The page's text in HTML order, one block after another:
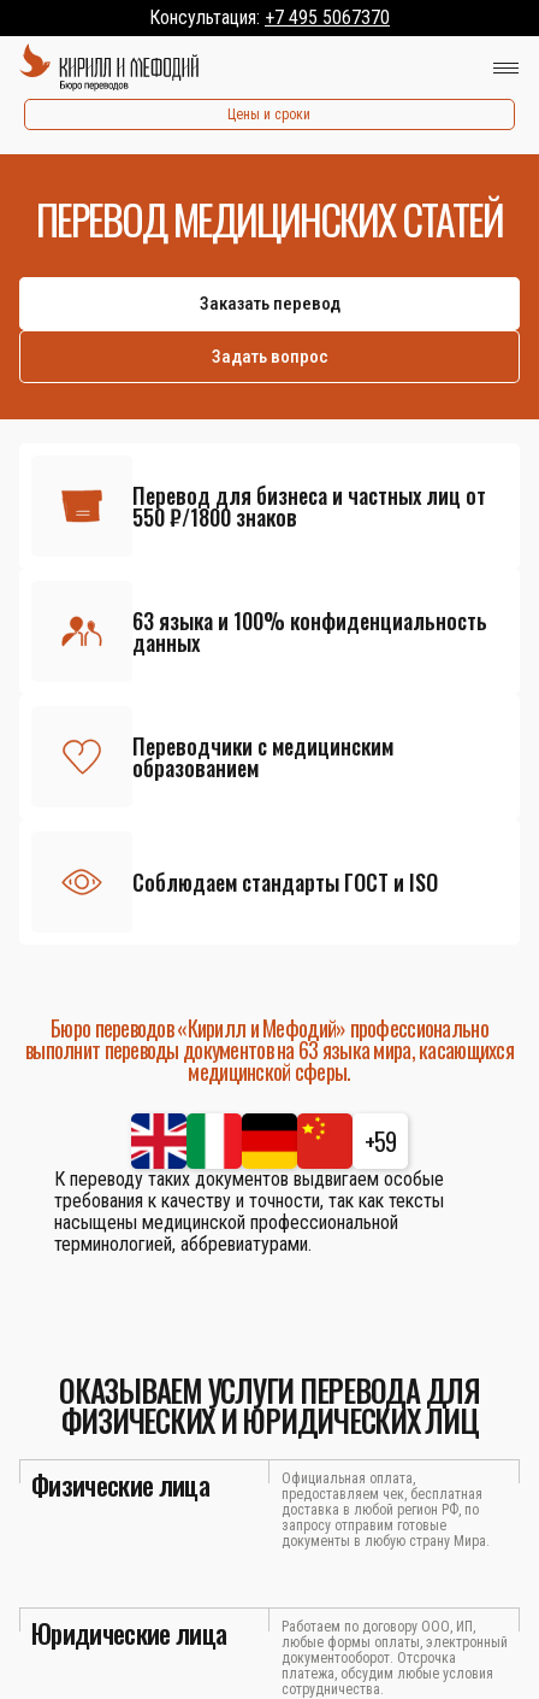
Консультация: +7 495 5067370
Цены и сроки
ПЕРЕВОД МЕДИЦИНСКИХ СТАТЕЙ
Заказать перевод
Задать вопрос
Перевод для бизнеса и частных лиц от
550 ₽/1800 знаков
63 языка и 100% конфиденциальность
данных
Переводчики с медицинским
образованием
Соблюдаем стандарты ГОСТ и ISO
Бюро переводов «Кирилл и Мефодий» профессионально
выполнит переводы документов на 63 языка мира, касающихся
медицинской сферы.
+59
К переводу таких документов выдвигаем особые
требования к качеству и точности, так как тексты
насыщены медицинской профессиональной
терминологией, аббревиатурами.
ОКАЗЫВАЕМ УСЛУГИ ПЕРЕВОДА ДЛЯ
ФИЗИЧЕСКИХ И ЮРИДИЧЕСКИХ ЛИЦ
Физические лица
Официальная оплата,
предоставляем чек, бесплатная
доставка в любой регион РФ, по
запросу отправим готовые
документы в любую страну Мира.
Юридические лица
Работаем по договору ООО, ИП,
любые формы оплаты, электронный
документооборот. Отсрочка
платежа, обсудим любые условия
сотрудничества.